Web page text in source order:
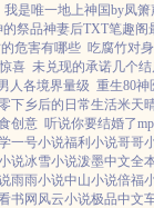
我是唯一地上神国by凤
的祭品神妻后TXT笔趣阁
危害有哪些 吃腐竹对
喜 未兑现的承诺几个结
人各境界量级 重生80神
下乡后的日常生活米天
创意 听说你要结婚了
一号小说福利小说哥哥
说冰雪小说泼墨中文全
雨雨小说中山小说倍福
书网 风云小说极品中文